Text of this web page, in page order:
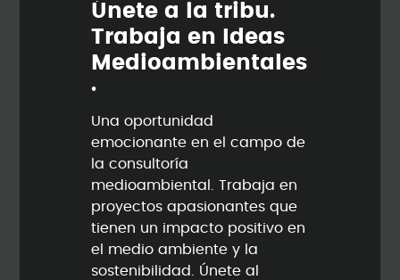
Únete a la tribu.
Trabaja en Ideas
Medioambienta les
.
Una oportunidad
emocionante en el campo de
la consultoría
medioambiental. Trabaja en
proyectos apasionantes que
tienen un impacto positivo en
el medio ambiente y la
sostenibilidad. Únete al